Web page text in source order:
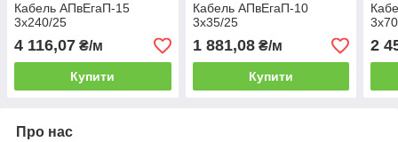
Кабель АПвЕгаП‑15
3х240/25
4 116,07 ₴/м
Купити
Кабель АПвЕгаП‑10
3х35/25
1 881,08₴/м
Купити
2
Про нас